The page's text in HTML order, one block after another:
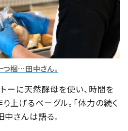
つ梱…田中さん。
トーに天然酵母を使い、時間を
上げるベーグル。「体力の続く
中さんは語る。